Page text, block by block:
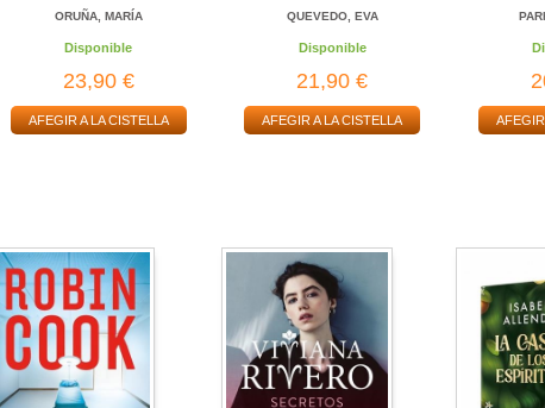
ORUÑA, MARÍA
Disponible
23,90 €
AFEGIR A LA CISTELLA
QUEVEDO, EVA
Disponible
21,90 €
AFEGIR A LA CISTELLA